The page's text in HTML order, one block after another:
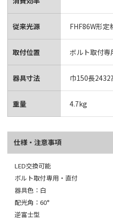
従来光源 FHF86W形
取付位置 ボルト取付専
器具寸法 巾150長
重量 4.7kg
仕様・注意事項
LED交換可能
ボルト取付専用・直付
器具色：白
配光角：60°
逆富士型